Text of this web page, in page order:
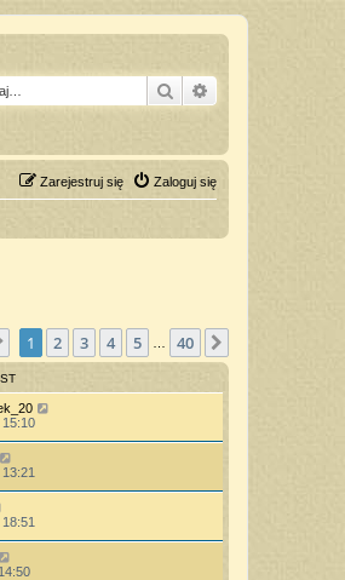
Szukaj
Zaloguj się
Zarejestruj się
Strona1 40
1 2 3 4 5 40